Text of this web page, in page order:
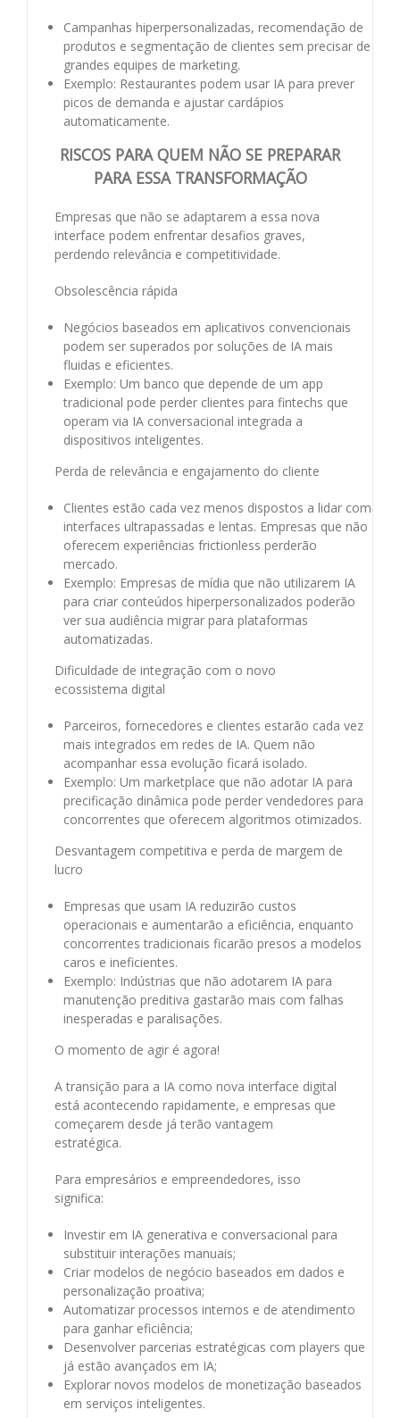
Campanhas hiperpersonalizadas, recomendação de
produtos e segmentação de clientes sem precisar de
grandes equipes de marketing.
Exemplo: Restaurantes podem usar IA para prever
picos de demanda e ajustar cardápios
automaticamente.
RISCOS PARA QUEM NÃO SE PREPARAR
PARA ESSA TRANSFORMAÇÃO
Empresas que não se adaptarem a essa nova
interface podem enfrentar desafios graves,
perdendo relevância e competitividade.
Obsolescência rápida
Negócios baseados em aplicativos convencionais
podem ser superados por soluções de IA mais
fluidas e eficientes.
Exemplo: Um banco que depende de um app
tradicional pode perder clientes para fintechs que
operam via IA conversacional integrada a
dispositivos inteligentes.
Perda de relevância e engajamento do cliente
Clientes estão cada vez menos dispostos a lidar com
interfaces ultrapassadas e lentas. Empresas que não
oferecem experiências frictionless perderão
mercado.
Exemplo: Empresas de mídia que não utilizarem IA
para criar conteúdos hiperpersonalizados poderão
ver sua audiência migrar para plataformas
automatizadas.
Dificuldade de integração com o novo
ecossistema digital
Parceiros, fornecedores e clientes estarão cada vez
mais integrados em redes de IA. Quem não
acompanhar essa evolução ficará isolado.
Exemplo: Um marketplace que não adotar IA para
precificação dinâmica pode perder vendedores para
concorrentes que oferecem algoritmos otimizados.
Desvantagem competitiva e perda de margem de
lucro
Empresas que usam IA reduzirão custos
operacionais e aumentarão a eficiência, enquanto
concorrentes tradicionais ficarão presos a modelos
caros e ineficientes.
Exemplo: Indústrias que não adotarem IA para
manutenção preditiva gastarão mais com falhas
inesperadas e paralisações.
O momento de agir é agora!
A transição para a IA como nova interface digital
está acontecendo rapidamente, e empresas que
começarem desde já terão vantagem
estratégica.
Para empresários e empreendedores, isso
significa:
Investir em IA generativa e conversacional para
substituir interações manuais;
Criar modelos de negócio baseados em dados e
personalização proativa;
Automatizar processos internos e de atendimento
para ganhar eficiência;
Desenvolver parcerias estratégicas com players que
já estão avançados em IA;
Explorar novos modelos de monetização baseados
em serviços inteligentes.